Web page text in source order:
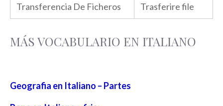
Transferencia De Ficheros Trasferire file
MÁS VOCABULARIO EN ITALIANO
Geografia en Italiano – Partes